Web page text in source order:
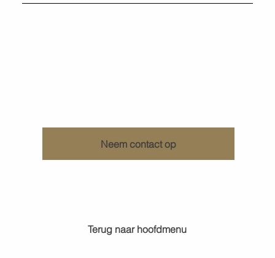
Neem contact op
Terug naar hoofdmenu